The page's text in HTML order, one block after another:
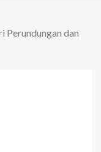
Perundungan dan